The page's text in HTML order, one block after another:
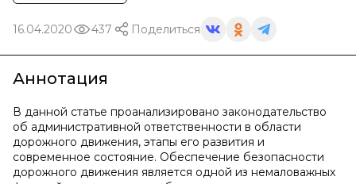
16.04.2020 437 Поделиться
Аннотация
В данной статье проанализировано законодательство
об административной ответственности в области
дорожного движения, этапы его развития и
современное состояние. Обеспечение безопасности
дорожного движения является одной из немаловажных